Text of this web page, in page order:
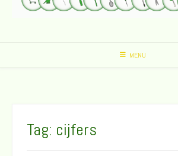
MENU
Tag: cijfers